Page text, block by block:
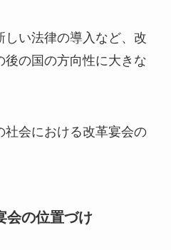
い法律の導入など、改
の国の方向性に大きな
社会における改革宴会の
会の位置づけ